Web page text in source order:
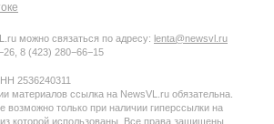
можно связаться по адресу: lenta@newsvl.ru
8 (423) 280−66−15
2536240311
материалов ссылка на NewsVL.ru обязательна.
возможно только при наличии гиперссылки на
которой использованы. Все права защищены.